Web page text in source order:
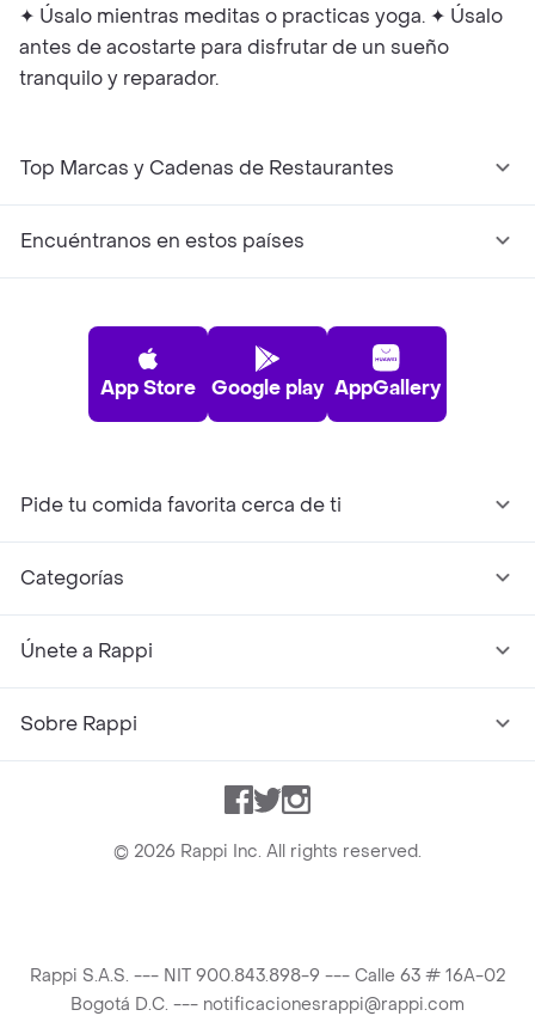
✦ Úsalo mientras meditas o practicas yoga. ✦ Úsalo
antes de acostarte para disfrutar de un sueño
tranquilo y reparador.
Top Marcas y Cadenas de Restaurantes
Encuéntranos en estos países
App Store Google play AppGallery
Pide tu comida favorita cerca de ti
Categorías
Únete a Rappi
Sobre Rappi
Facebook
TwitterInstagram
© 2026 Rappi Inc. All rights reserved.
Rappi S.A.S. --- NIT 900.843.898-9 --- Calle 63 # 16A-02
Bogotá D.C. --- notificacionesrappi@rappi.com